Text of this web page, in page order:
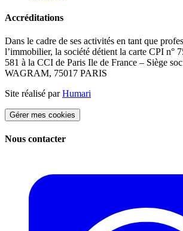
Accréditations
Dans le cadre de ses activités en tant que
l’immobilier, la société détient la carte CPI n°
581 à la CCI de Paris Ile de France – Siège
WAGRAM, 75017 PARIS
Site réalisé parHumari
Gérer mes cookies
Nous contacter